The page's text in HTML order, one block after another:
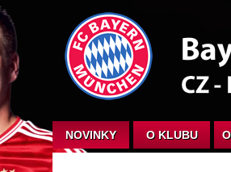
NOVINKY O KLUBU